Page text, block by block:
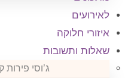
לאירועים
איזורי חלוקה
שאלות ותשובות
ג’וסי פירות